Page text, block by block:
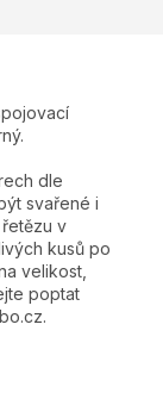
dle
svařené i
v
kusů po
velikost,
poptat